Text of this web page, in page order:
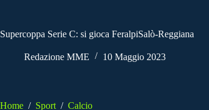
Supercoppa Serie C: si gioca FeralpiSalò-Reggiana
Redazione MME 10 Maggio 2023
Home / Sport / Calcio